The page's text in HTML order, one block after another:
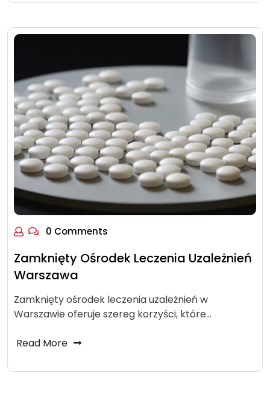
0 Comments
Zamknięty Ośrodek Leczenia Uzależnień
Warszawa
Zamknięty ośrodek leczenia uzależnień w
Warszawie oferuje szereg korzyści, które…
Read More